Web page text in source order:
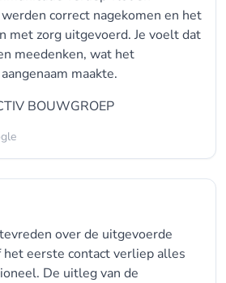
correct nagekomen en het
met zorg uitgevoerd. Je voelt dat
meedenken, wat het
maakte.
BOUWGROEP
over de uitgevoerde
het eerste contact verliep alles
De uitleg van de